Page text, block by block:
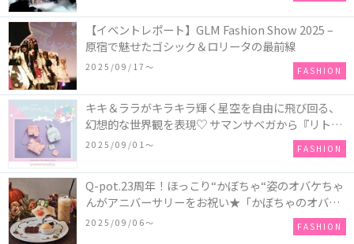
【イベントレポート】GLM Fashion Show 2025 –
原宿で魅せたゴシック＆ロリータの最前線
2025/09/17〜 FASHION
キキ＆ララがキラキラ輝く星空を自由に飛び回る、
幻想的な世界観を表現♡ サマンサベガから『リトル
ツインスターズ』50周年アニバーサリーイヤー』を
2025/09/01〜 FASHION
Q-pot.23周年！ほっこり“かぼちゃ“姿のオバケちゃ
んがアニバーサリーをお祝い★「かぼちゃのオバケ
ーキアクセサリー」が新発売！Q-pot CAFE.では
「かぼちゃのオバケーキプレート」も登場
2025/09/06〜 FASHION